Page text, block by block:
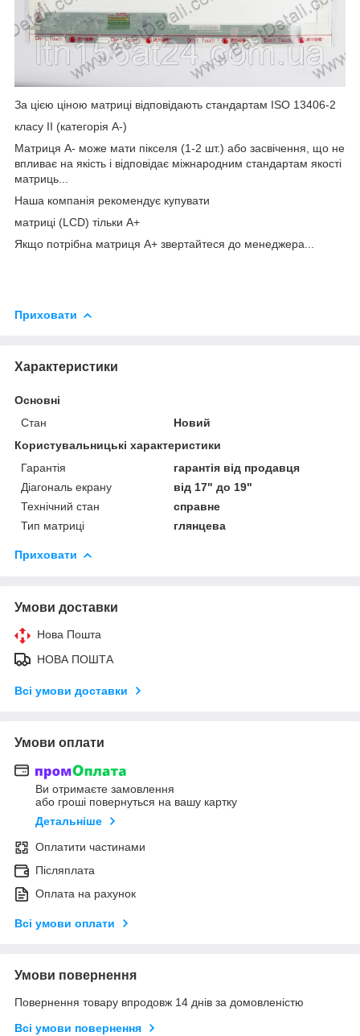
За цією ціною матриці відповідають стандартам ISO 13406-2
класу II (категорія А-)
Матриця А- може мати пікселя (1-2 шт.) або засвічення, що не
впливає на якість і відповідає міжнародним стандартам якості
матриць...
Наша компанія рекомендує купувати
матриці (LCD) тільки А+
Якщо потрібна матриця А+ звертайтеся до менеджера...
Приховати
Характеристики
Основні
Стан
Новий
Користувальницькі характеристики
Гарантія
гарантія від продавця
Діагональ екрану
від 17" до 19"
Технічний стан
справне
Тип матриці
глянцева
Приховати
Умови доставки
Нова Пошта
НОВА ПОШТА
Всі умови доставки
Умови оплати
Ви отримаєте замовлення
або гроші повернуться на вашу картку
Детальніше
Оплатити частинами
Післяплата
Оплата на рахунок
Всі умови оплати
Умови повернення
Повернення товару впродовж 14 днів за домовленістю
Всі умови повернення